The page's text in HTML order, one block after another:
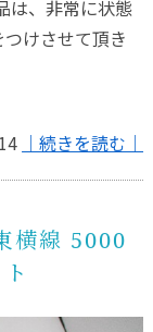
は、非常に状態
けさせて頂き
｜続きを読む｜
横線 5000